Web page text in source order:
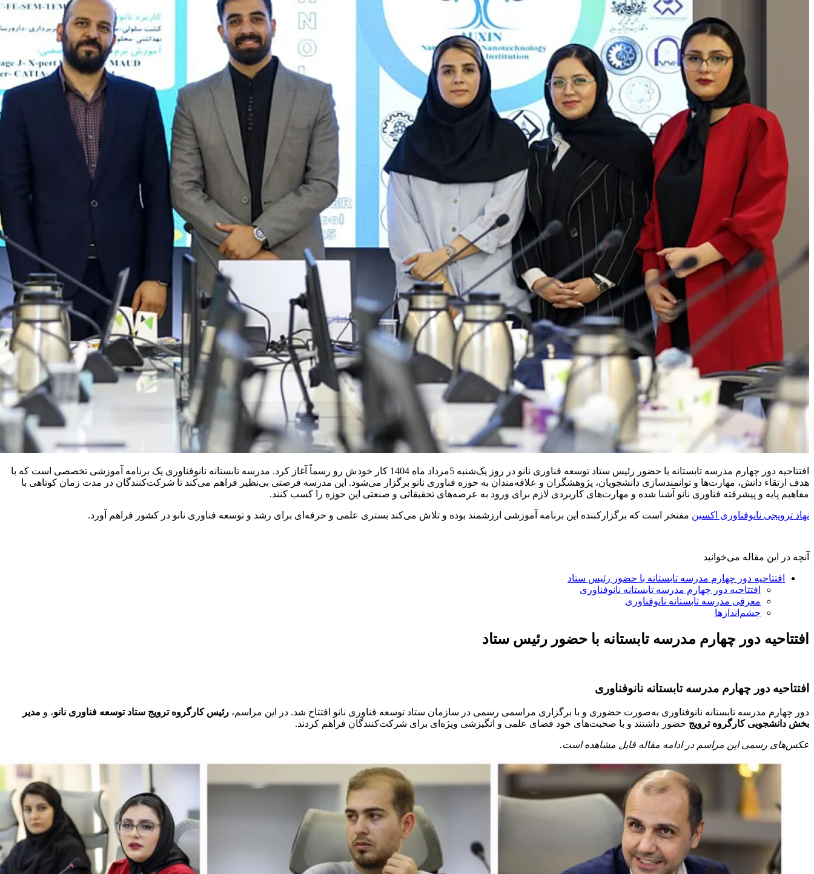
افتتاحیه دور چهارم مدرسه تابستانه با حضور رئیس ستاد توسعه فناوری نانو در روز یک‌شنبه 5مرداد ماه 1404 کار خودش رو رسماً آغاز کرد. مدرسه تابستانه نانوفناوری یک برنامه آموزشی تخصصی است که با
هدف ارتقاء دانش، مهارت‌ها و توانمندسازی دانشجویان، پژوهشگران و علاقه‌مندان به حوزه فناوری نانو برگزار می‌شود. این مدرسه فرصتی بی‌نظیر فراهم می‌کند تا شرکت‌کنندگان در مدت زمان کوتاهی با
مفاهیم پایه و پیشرفته فناوری نانو آشنا شده و مهارت‌های کاربردی لازم برای ورود به عرصه‌های تحقیقاتی و صنعتی این حوزه را کسب کنند.
نهاد ترویجی نانوفناوری اکسین مفتخر است که برگزارکننده این برنامه آموزشی ارزشمند بوده و تلاش می‌کند بستری علمی و حرفه‌ای برای رشد و توسعه فناوری نانو در کشور فراهم آورد.
آنچه در این مقاله می‌خوانید
افتتاحیه دور چهارم مدرسه تابستانه با حضور رئیس ستاد
افتتاحیه دور چهارم مدرسه تابستانه نانوفناوری
معرفی مدرسه تابستانه نانوفناوری
چشم‌اندازها
افتتاحیه دور چهارم مدرسه تابستانه با حضور رئیس ستاد
افتتاحیه دور چهارم مدرسه تابستانه نانوفناوری
دور چهارم مدرسه تابستانه نانوفناوری به‌صورت حضوری و با برگزاری مراسمی رسمی در سازمان ستاد توسعه فناوری نانو افتتاح شد. در این مراسم، رئیس کارگروه ترویج ستاد توسعه فناوری نانو، و مدیر
بخش دانشجویی کارگروه ترویج حضور داشتند و با صحبت‌های خود فضای علمی و انگیزشی ویژه‌ای برای شرکت‌کنندگان فراهم کردند.
عکس‌های رسمی این مراسم در ادامه مقاله قابل مشاهده است.